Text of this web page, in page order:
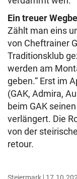
Ein treuer
Zählt man eins
von Cheftrainer
Traditionsklub
werden am
geben.“ Erst im
(GAK, Admira,
beim GAK
verlängert. Die
von der
retour.